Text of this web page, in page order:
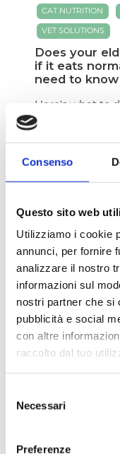
Consenso
Questo sito web
Utilizziamo i cookie
annunci, per fornire
analizzare il nostro
informazioni sul
nostri partner che si
pubblicità e social
con altre
raccolto dal tuo
delNecessari
Preferenze
CAT NUTRITION
VET SOLUTIONS
Does your
if it eats
need to know
Here's what to
weight, even if it
VET SOLUTIONS
Why does my
to worry and
Does your cat
might be.
CAT CAT
MORE PROTEINS
Foods your
READ MORE